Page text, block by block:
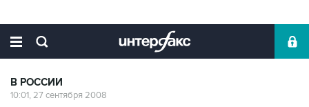
В РОССИИ
10:01, 27 сентября 2008